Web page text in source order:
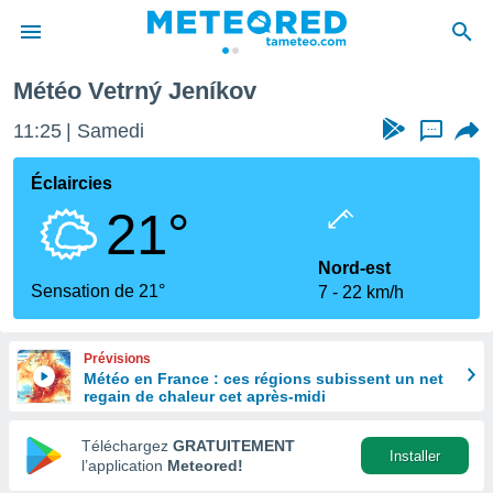
de
en
Météo Vetrný Jeníkov
11:25 Samedi ...
Éclaircies
21°
Sensation de 21°
Nord-est
7
22 km/h
Prévisions
Météo en France : ces régions subissent un net
regain de chaleur cet après-midi
Téléchargez GRATUITEMENT
l’application Meteored!
Installer